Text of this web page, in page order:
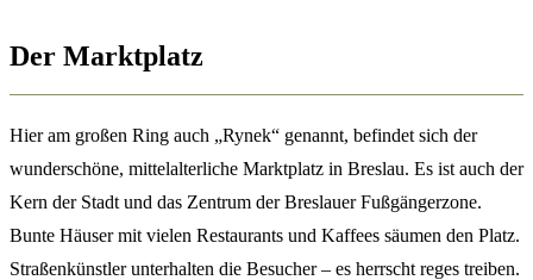
Der Marktplatz
Hier am großen Ring auch „Rynek“ genannt, befindet sich der
wunderschöne, mittelalterliche Marktplatz in Breslau. Es ist auch der
Kern der Stadt und das Zentrum der Breslauer Fußgängerzone.
Bunte Häuser mit vielen Restaurants und Kaffees säumen den Platz.
Straßenkünstler unterhalten die Besucher – es herrscht reges treiben.